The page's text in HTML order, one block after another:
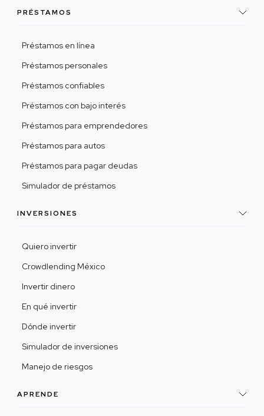
PRÉSTAMOS
Préstamos en línea
Préstamos personales
Préstamos confiables
Préstamos con bajo interés
Préstamos para emprendedores
Préstamos para autos
Préstamos para pagar deudas
Simulador de préstamos
INVERSIONES
Quiero invertir
Crowdlending México
Invertir dinero
En qué invertir
Dónde invertir
Simulador de inversiones
Manejo de riesgos
APRENDE